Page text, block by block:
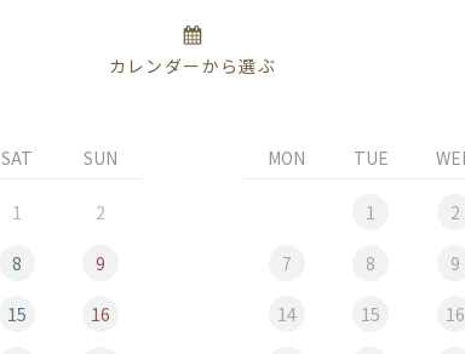
カレンダーから選ぶ
SAT SUN
1 2
8 9
15 16
MON TUE
1 2
7 8 9
14 15 16